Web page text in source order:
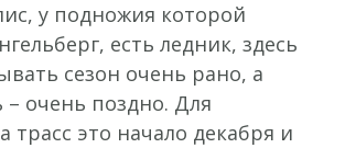
у подножия которой
есть ледник, здесь
сезон очень рано, а
– очень поздно. Для
трасс это начало декабря и